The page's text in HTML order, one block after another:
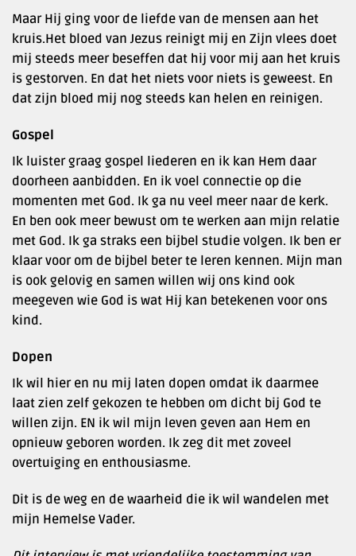
Maar Hij ging voor de liefde van de mensen aan het
kruis.Het bloed van Jezus reinigt mij en Zijn vlees doet
mij steeds meer beseffen dat hij voor mij aan het kruis
is gestorven. En dat het niets voor niets is geweest. En
dat zijn bloed mij nog steeds kan helen en reinigen.
Gospel
Ik luister graag gospel liederen en ik kan Hem daar
doorheen aanbidden. En ik voel connectie op die
momenten met God. Ik ga nu veel meer naar de kerk.
En ben ook meer bewust om te werken aan mijn relatie
met God. Ik ga straks een bijbel studie volgen. Ik ben er
klaar voor om de bijbel beter te leren kennen. Mijn man
is ook gelovig en samen willen wij ons kind ook
meegeven wie God is wat Hij kan betekenen voor ons
kind.
Dopen
Ik wil hier en nu mij laten dopen omdat ik daarmee
laat zien zelf gekozen te hebben om dicht bij God te
willen zijn. EN ik wil mijn leven geven aan Hem en
opnieuw geboren worden. Ik zeg dit met zoveel
overtuiging en enthousiasme.
Dit is de weg en de waarheid die ik wil wandelen met
mijn Hemelse Vader.